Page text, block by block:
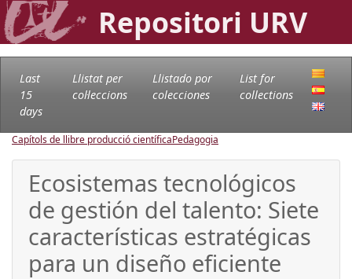
Repositori URV
Last
15
days
Llistat per
col·leccions
Llistado por
colecciones
List for
collections
Capítols de llibre producció científicaPedagogia
Ecosistemas tecnológicos
de gestión del talento: Siete
características estratégicas
para un diseño eficiente